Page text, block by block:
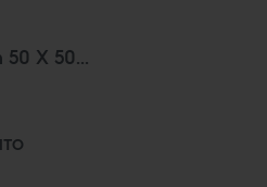
50 X 50...